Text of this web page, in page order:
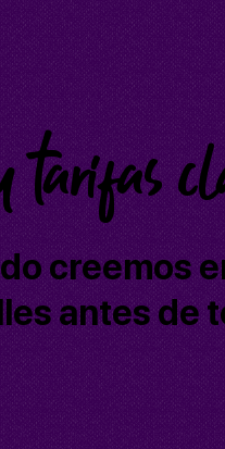
tarifas
creemos
antes de